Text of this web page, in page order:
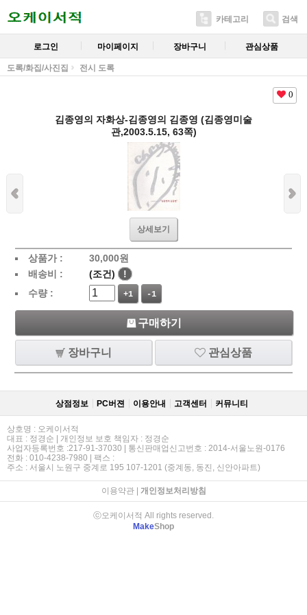
카테고리 검색
로그인 마이페이지 장바구니 관심상품
도록/화집/사진집 전시 도록
0
김종영의 자화상-김종영의 김종영 (김종영미술
관,2003.5.15, 63쪽)
상세보기
상품가 : 30,000원
배송비 :
(조건)
!
수량 :
+1 -1
구매하기
장바구니 관심상품
상점정보 PC버젼 이용안내 고객센터 커뮤니티
상호명 : 오케이서적
대표 : 정경순 | 개인정보 보호 책임자 : 정경순
사업자등록번호 :217-91-37030 | 통신판매업신고번호 : 2014-서울노원-0176
전화 : 010-4238-7980 | 팩스 :
주소 : 서울시 노원구 중계로 195 107-1201 (중계동, 동진, 신안아파트)
이용약관| 개인정보처리방침
ⓒ오케이서적 All rights reserved.
MakeShop